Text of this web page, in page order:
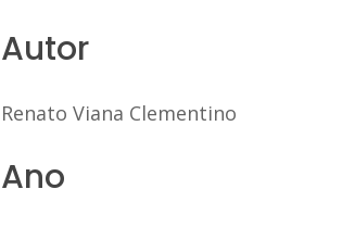
Autor
Renato Viana Clementino
Ano